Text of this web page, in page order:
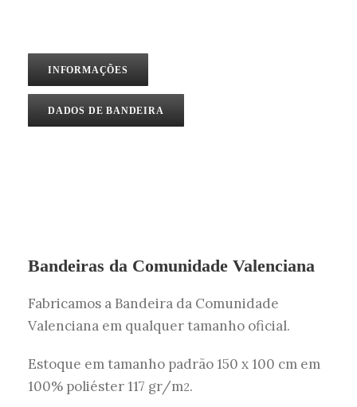
INFORMAÇÕES
DADOS DE BANDEIRA
Bandeiras da Comunidade Valenciana
Fabricamos a Bandeira da Comunidade
Valenciana em qualquer tamanho oficial.
Estoque em tamanho padrão 150 x 100 cm em
100% poliéster 117 gr/m2.